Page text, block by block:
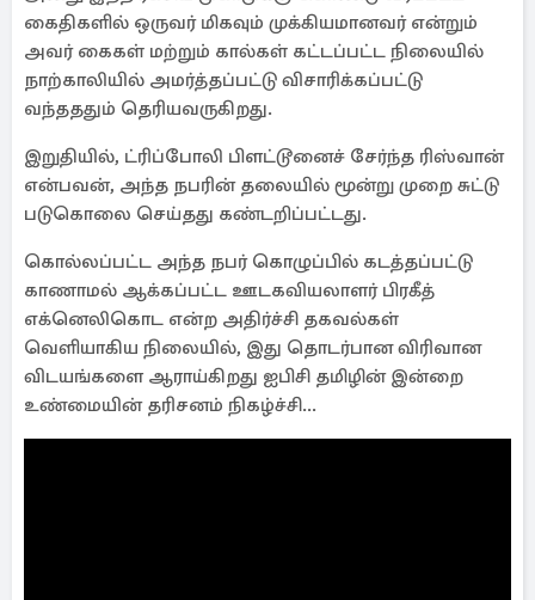
கைதிகளில் ஒருவர் மிகவும் முக்கியமானவர் என்றும்
அவர் கைகள் மற்றும் கால்கள் கட்டப்பட்ட நிலையில்
நாற்காலியில் அமர்த்தப்பட்டு விசாரிக்கப்பட்டு
வந்தததும் தெரியவருகிறது.
இறுதியில், ட்ரிப்போலி பிளட்டூனைச் சேர்ந்த ரிஸ்வான்
என்பவன், அந்த நபரின் தலையில் மூன்று முறை சுட்டு
படுகொலை செய்தது கண்டறிப்பட்டது.
கொல்லப்பட்ட அந்த நபர் கொழுப்பில் கடத்தப்பட்டு
காணாமல் ஆக்கப்பட்ட ஊடகவியலாளர் பிரகீத்
எக்னெலிகொட என்ற அதிர்ச்சி தகவல்கள்
வெளியாகிய நிலையில், இது தொடர்பான விரிவான
விடயங்களை ஆராய்கிறது ஐபிசி தமிழின் இன்றை
உண்மையின் தரிசனம் நிகழ்ச்சி...